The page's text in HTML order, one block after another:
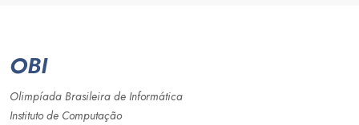
OBI
Olimpíada Brasileira de Informática
Instituto de Computação